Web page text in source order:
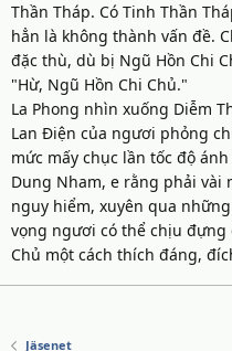
Thần Tháp. Có Tinh Thần
hẳn là không thành vấn đề.
đặc thù, dù bị Ngũ Hồn Chi
"Hừ, Ngũ Hồn Chi Chủ."
La Phong nhìn xuống Diễm
Lan Điện của ngươi phỏng
mức mấy chục lần tốc độ
Dung Nham, e rằng phải vài
nguy hiểm, xuyên qua
vọng ngươi có thể chịu đựng
Chủ một cách thích đáng,
Jäsenet